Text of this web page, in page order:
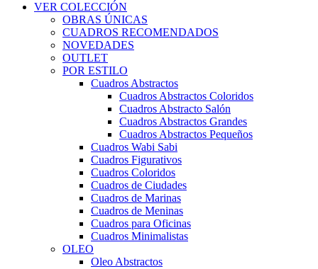
VER COLECCIÓN
OBRAS ÚNICAS
CUADROS RECOMENDADOS
NOVEDADES
OUTLET
POR ESTILO
Cuadros Abstractos
Cuadros Abstractos Coloridos
Cuadros Abstracto Salón
Cuadros Abstractos Grandes
Cuadros Abstractos Pequeños
Cuadros Wabi Sabi
Cuadros Figurativos
Cuadros Coloridos
Cuadros de Ciudades
Cuadros de Marinas
Cuadros de Meninas
Cuadros para Oficinas
Cuadros Minimalistas
OLEO
Oleo Abstractos